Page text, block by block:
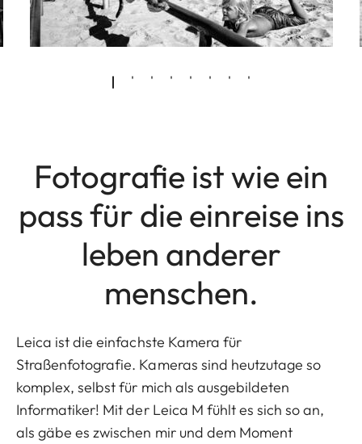
Fotografie ist wie ein
pass für die einreise ins
leben anderer
menschen.
Leica ist die einfachste Kamera für
Straßenfotografie. Kameras sind heutzutage so
komplex, selbst für mich als ausgebildeten
Informatiker! Mit der Leica M fühlt es sich so an,
als gäbe es zwischen mir und dem Moment